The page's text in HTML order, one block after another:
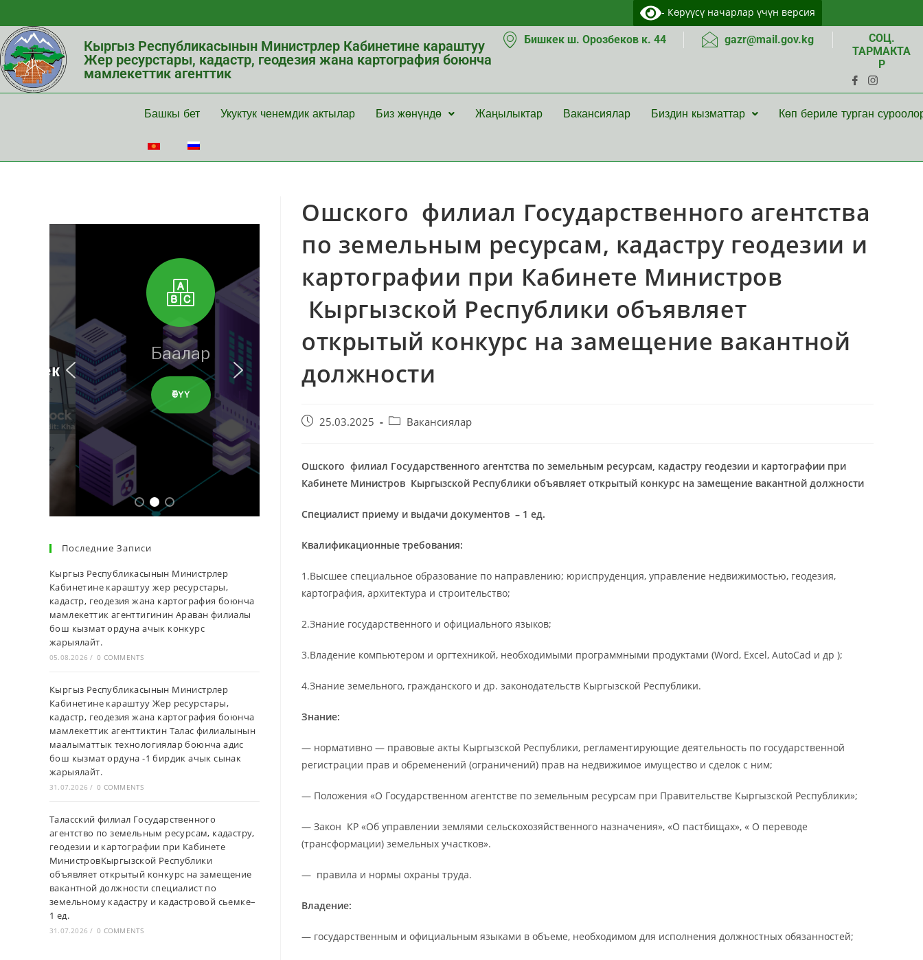
- Көрүүсү начарлар үчүн версия
Кыргыз Республикасынын Министрлер Кабинетине караштуу
Жер ресурстары, кадастр, геодезия жана картография боюнча
мамлекеттик агенттик
Бишкек ш. Орозбеков к. 44 gazr@mail.gov.kg
СОЦ.
ТАРМАКТА
Р
Башкы бет Укуктук ченемдик актылар Биз жөнүндө Жаңылыктар Вакансиялар Биздин кызматтар Көп бериле турган
Ошского филиал Государственного агентства
по земельным ресурсам, кадастру геодезии и
картографии при Кабинете Министров
Кыргызской Республики объявляет
открытый конкурс на замещение вакантной
должности
25.03.2025 Вакансиялар
Ошского филиал Государственного агентства по земельным ресурсам, кадастру геодезии и картографии при
Кабинете Министров Кыргызской Республики объявляет открытый конкурс на замещение вакантной должности
Специалист приему и выдачи документов – 1 ед.
Квалификационные требования:
1.Высшее специальное образование по направлению; юриспруденция, управление недвижимостью, геодезия,
картография, архитектура и строительство;
2.Знание государственного и официального языков;
3.Владение компьютером и оргтехникой, необходимыми программными продуктами (Word, Excel, AutoCad и др );
4.Знание земельного, гражданского и др. законодательств Кыргызской Республики.
Знание:
— нормативно — правовые акты Кыргызской Республики, регламентирующие деятельность по государственной
регистрации прав и обременений (ограничений) прав на недвижимое имущество и сделок с ним;
— Положения «О Государственном агентстве по земельным ресурсам при Правительстве Кыргызской Республики»;
— Закон КР «Об управлении землями сельскохозяйственного назначения», «О пастбищах», « О переводе
(трансформации) земельных участков».
— правила и нормы охраны труда.
Владение:
— государственным и официальным языками в объеме, необходимом для исполнения должностных обязанностей;
Баалар
ӨТҮҮ
Последние Записи
Кыргыз Республикасынын Министрлер
Кабинетине караштуу жер ресурстары,
кадастр, геодезия жана картография боюнча
мамлекеттик агенттигинин Араван филиалы
бош кызмат ордуна ачык конкурс
жарыялайт.
05.08.2026 / 0 COMMENTS
Кыргыз Республикасынын Министрлер
Кабинетине караштуу Жер ресурстары,
кадастр, геодезия жана картография боюнча
мамлекеттик агенттиктин Талас филиалынын
маалыматтык технологиялар боюнча адис
бош кызмат ордуна -1 бирдик ачык сынак
жарыялайт.
31.07.2026 / 0 COMMENTS
Таласский филиал Государственного
агентство по земельным ресурсам, кадастру,
геодезии и картографии при Кабинете
МинистровКыргызской Республики
объявляет открытый конкурс на замещение
вакантной должности специалист по
земельному кадастру и кадастровой сьемке–
1 ед.
31.07.2026 / 0 COMMENTS